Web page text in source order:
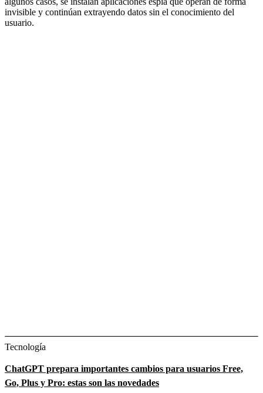
invisible y continúan extrayendo datos sin el conocimiento del
usuario.
Tecnología
ChatGPT prepara importantes cambios para usuarios Free,
Go, Plus y Pro: estas son las novedades